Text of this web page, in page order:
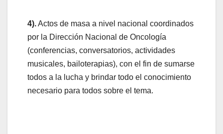
4).Actos de masa a nivel nacional coordinados
por la Dirección Nacional de Oncología
(conferencias, conversatorios, actividades
musicales, bailoterapias), con el fin de sumarse
todos a la lucha y brindar todo el conocimiento
necesario para todos sobre el tema.